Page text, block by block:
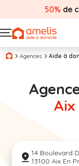
50% de
Agences Aide à
Aix
14 Boulevard
13100 Aix En